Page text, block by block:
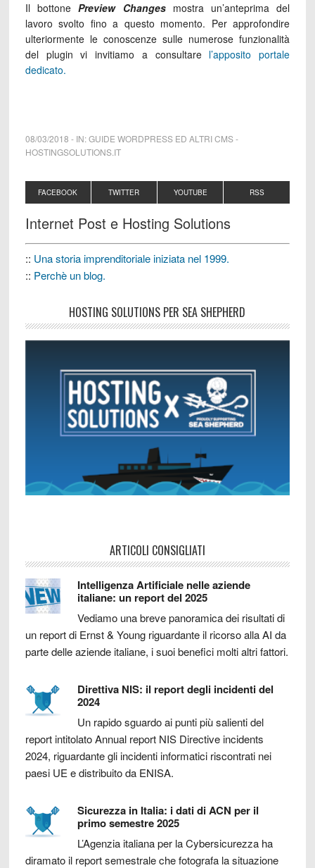
Il bottonePreview Changesmostra un’anteprima del
lavoro svolto fino a questo momento. Per approfondire
ulteriormente le conoscenze sulle numerose funzionalità
del plugin vi invitiamo a consultare l’apposito portale
dedicato.
08/03/2018 - IN:GUIDE WORDPRESS ED ALTRI CMS-
HOSTINGSOLUTIONS.IT
FACEBOOK TWITTER YOUTUBE RSS
Internet Post e Hosting Solutions
:: Una storia imprenditoriale iniziata nel 1999.
:: Perchè un blog.
HOSTING SOLUTIONS PER SEA SHEPHERD
ARTICOLI CONSIGLIATI
Intelligenza Artificiale nelle aziende
italiane: un report del 2025
Vediamo una breve panoramica dei risultati di
un report di Ernst & Young riguardante il ricorso alla AI da
parte delle aziende italiane, i suoi benefici molti altri fattori.
Direttiva NIS: il report degli incidenti del
2024
Un rapido sguardo ai punti più salienti del
report intitolato Annual report NIS Directive incidents
2024, riguardante gli incidenti informatici riscontrati nei
paesi UE e distribuito da ENISA.
Sicurezza in Italia: i dati di ACN per il
primo semestre 2025
L’Agenzia italiana per la Cybersicurezza ha
diramato il report semestrale che fotografa la situazione